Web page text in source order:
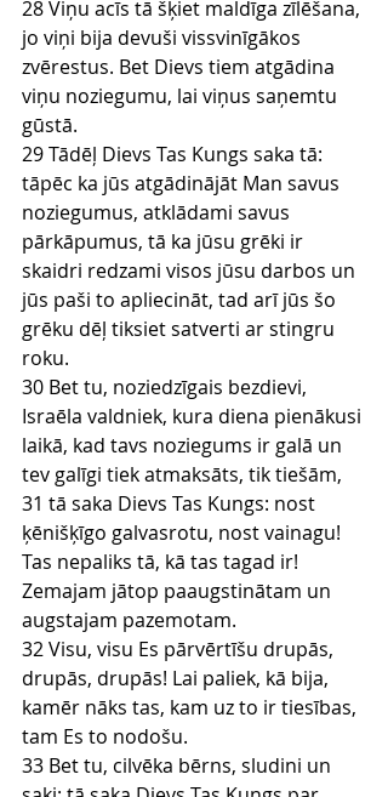
28 Viņu acīs tā šķiet maldīga zīlēšana,
jo viņi bija devuši vissvinīgākos
zvērestus. Bet Dievs tiem atgādina
viņu noziegumu, lai viņus saņemtu
gūstā.
29 Tādēļ Dievs Tas Kungs saka tā:
tāpēc ka jūs atgādinājāt Man savus
noziegumus, atklādami savus
pārkāpumus, tā ka jūsu grēki ir
skaidri redzami visos jūsu darbos un
jūs paši to apliecināt, tad arī jūs šo
grēku dēļ tiksiet satverti ar stingru
roku.
30 Bet tu, noziedzīgais bezdievi,
Israēla valdniek, kura diena pienākusi
laikā, kad tavs noziegums ir galā un
tev galīgi tiek atmaksāts, tik tiešām,
31 tā saka Dievs Tas Kungs: nost
ķēnišķīgo galvasrotu, nost vainagu!
Tas nepaliks tā, kā tas tagad ir!
Zemajam jātop paaugstinātam un
augstajam pazemotam.
32 Visu, visu Es pārvērtīšu drupās,
drupās, drupās! Lai paliek, kā bija,
kamēr nāks tas, kam uz to ir tiesības,
tam Es to nodošu.
33 Bet tu, cilvēka bērns, sludini un